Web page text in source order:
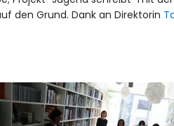
den Grund. Dank an Direktorin